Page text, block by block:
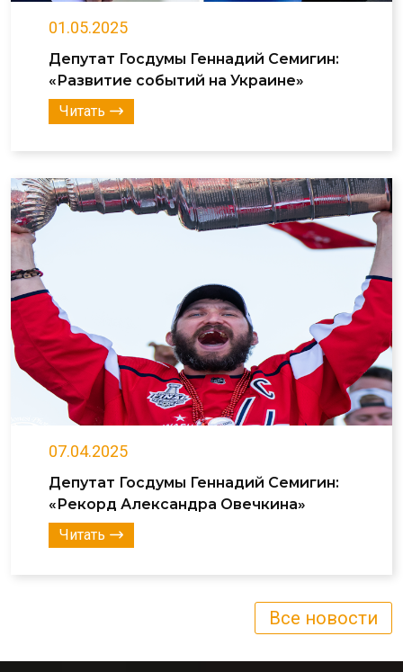
01.05.2025
Депутат Госдумы Геннадий Семигин:
«Развитие событий на Украине»
Читать
07.04.2025
Депутат Госдумы Геннадий Семигин:
«Рекорд Александра Овечкина»
Читать
Все новости